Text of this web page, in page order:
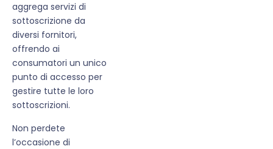
aggrega servizi di
sottoscrizione da
diversi fornitori,
offrendo ai
consumatori un unico
punto di accesso per
gestire tutte le loro
sottoscrizioni.
Non perdete
l’occasione di